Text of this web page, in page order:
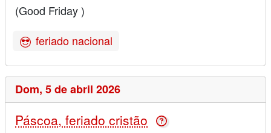
(Good Friday )
feriado nacional
Dom, 5 de abril 2026
Páscoa, feriado cristão